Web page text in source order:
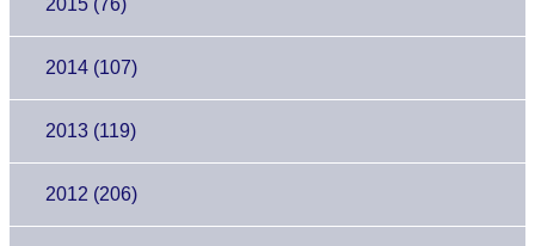
2015 (76)
2014 (107)
2013 (119)
2012 (206)